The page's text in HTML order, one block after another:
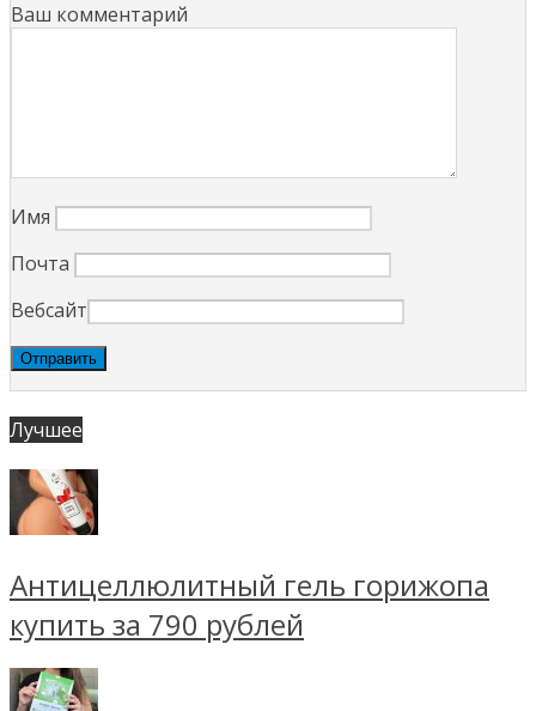
Ваш комментарий
Имя
Почта
Вебсайт
Лучшее
Антицеллюлитный гель горижопа
купить за 790 рублей